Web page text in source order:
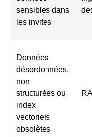
sensibles dans
les invites
Données
désordonnées,
non
structurées ou
index
vectoriels
obsolètes